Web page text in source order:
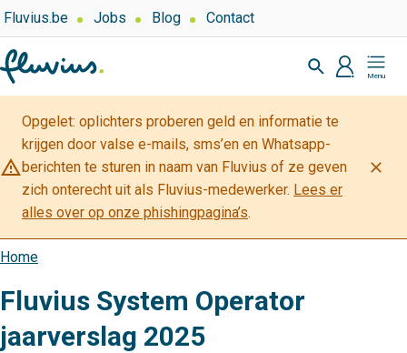
Overslaan
en
naar
de
inhoud
gaan
Top
navigation
Over
Fluvius.be Jobs Blog Contact
Zoeken
profiel
Mijn
Fluvius
warning_amber
Opgelet: oplichters proberen geld en informatie te
krijgen door valse e-mails, sms’en en Whatsapp-
berichten te sturen in naam van Fluvius of ze geven
zich onterecht uit als Fluvius-medewerker. Lees er
alles over op onze phishingpagina’s.
close
Kruimelpad
Home
Fluvius System Operator
jaarverslag 2025